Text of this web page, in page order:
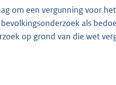
om een vergunning voor
als
op grond van die wet